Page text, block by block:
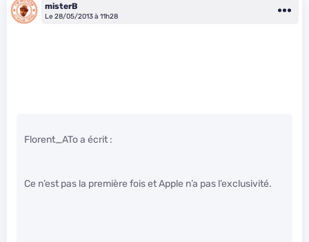
misterB
Le 28/05/2013 à 11h28
Florent_ATo a écrit :
Ce n’est pas la première fois et Apple n’a pas l’exclusivité.